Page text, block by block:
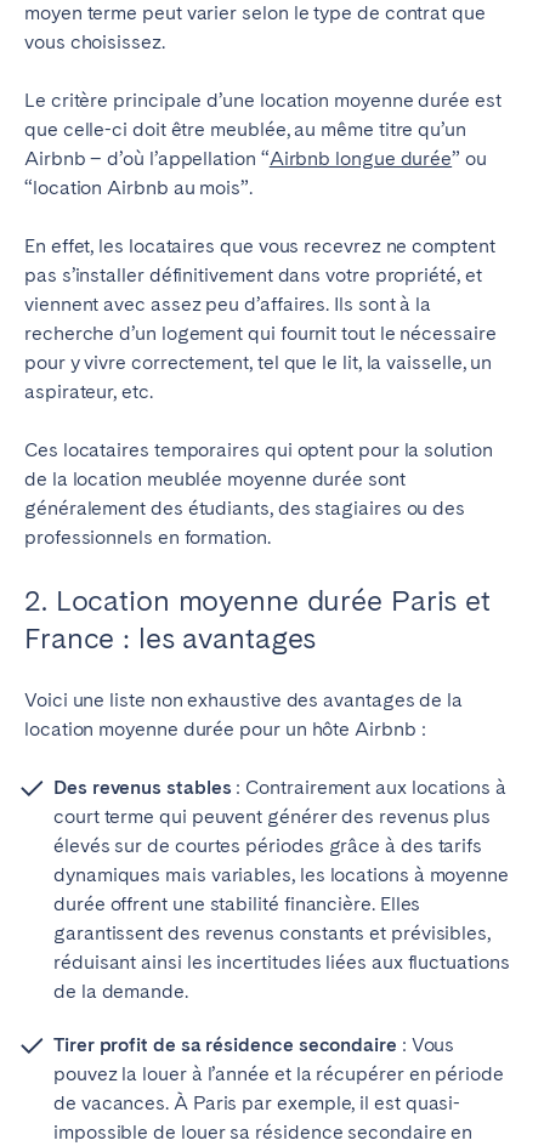
moyen terme peut varier selon le type de contrat que
vous choisissez.
Le critère principale d’une location moyenne durée est
que celle-ci doit être meublée, au même titre qu’un
Airbnb – d’où l’appellation “Airbnb longue durée” ou
“location Airbnb au mois”.
En effet, les locataires que vous recevrez ne comptent
pas s’installer définitivement dans votre propriété, et
viennent avec assez peu d’affaires. Ils sont à la
recherche d’un logement qui fournit tout le nécessaire
pour y vivre correctement, tel que le lit, la vaisselle, un
aspirateur, etc.
Ces locataires temporaires qui optent pour la solution
de la location meublée moyenne durée sont
généralement des étudiants, des stagiaires ou des
professionnels en formation.
2. Location moyenne durée Paris et
France : les avantages
Voici une liste non exhaustive des avantages de la
location moyenne durée pour un hôte Airbnb :
Des revenus stables : Contrairement aux locations à
court terme qui peuvent générer des revenus plus
élevés sur de courtes périodes grâce à des tarifs
dynamiques mais variables, les locations à moyenne
durée offrent une stabilité financière. Elles
garantissent des revenus constants et prévisibles,
réduisant ainsi les incertitudes liées aux fluctuations
de la demande.
Tirer profit de sa résidence secondaire : Vous
pouvez la louer à l’année et la récupérer en période
de vacances. À Paris par exemple, il est quasi-
impossible de louer sa résidence secondaire en
Leiria
Lisbonne
Viana do Castelo
MADÈRE
Ponta Delgada
Aller sur la page globale